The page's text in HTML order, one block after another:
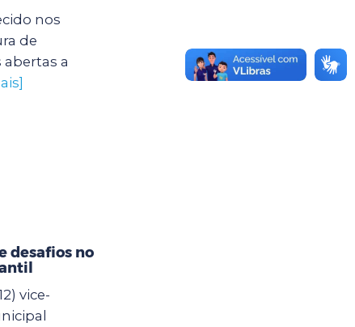
nos
de
a
desafios no
vice-